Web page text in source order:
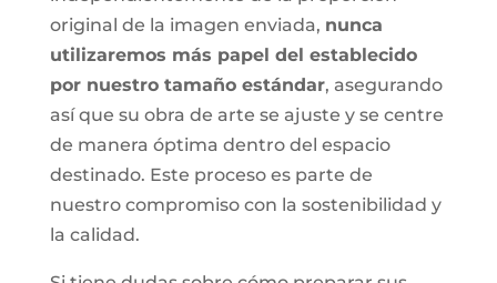
original de la imagen enviada, nunca
utilizaremos más papel del establecido
por nuestro tamaño estándar, asegurando
así que su obra de arte se ajuste y se centre
de manera óptima dentro del espacio
destinado. Este proceso es parte de
nuestro compromiso con la sostenibilidad y
la calidad.